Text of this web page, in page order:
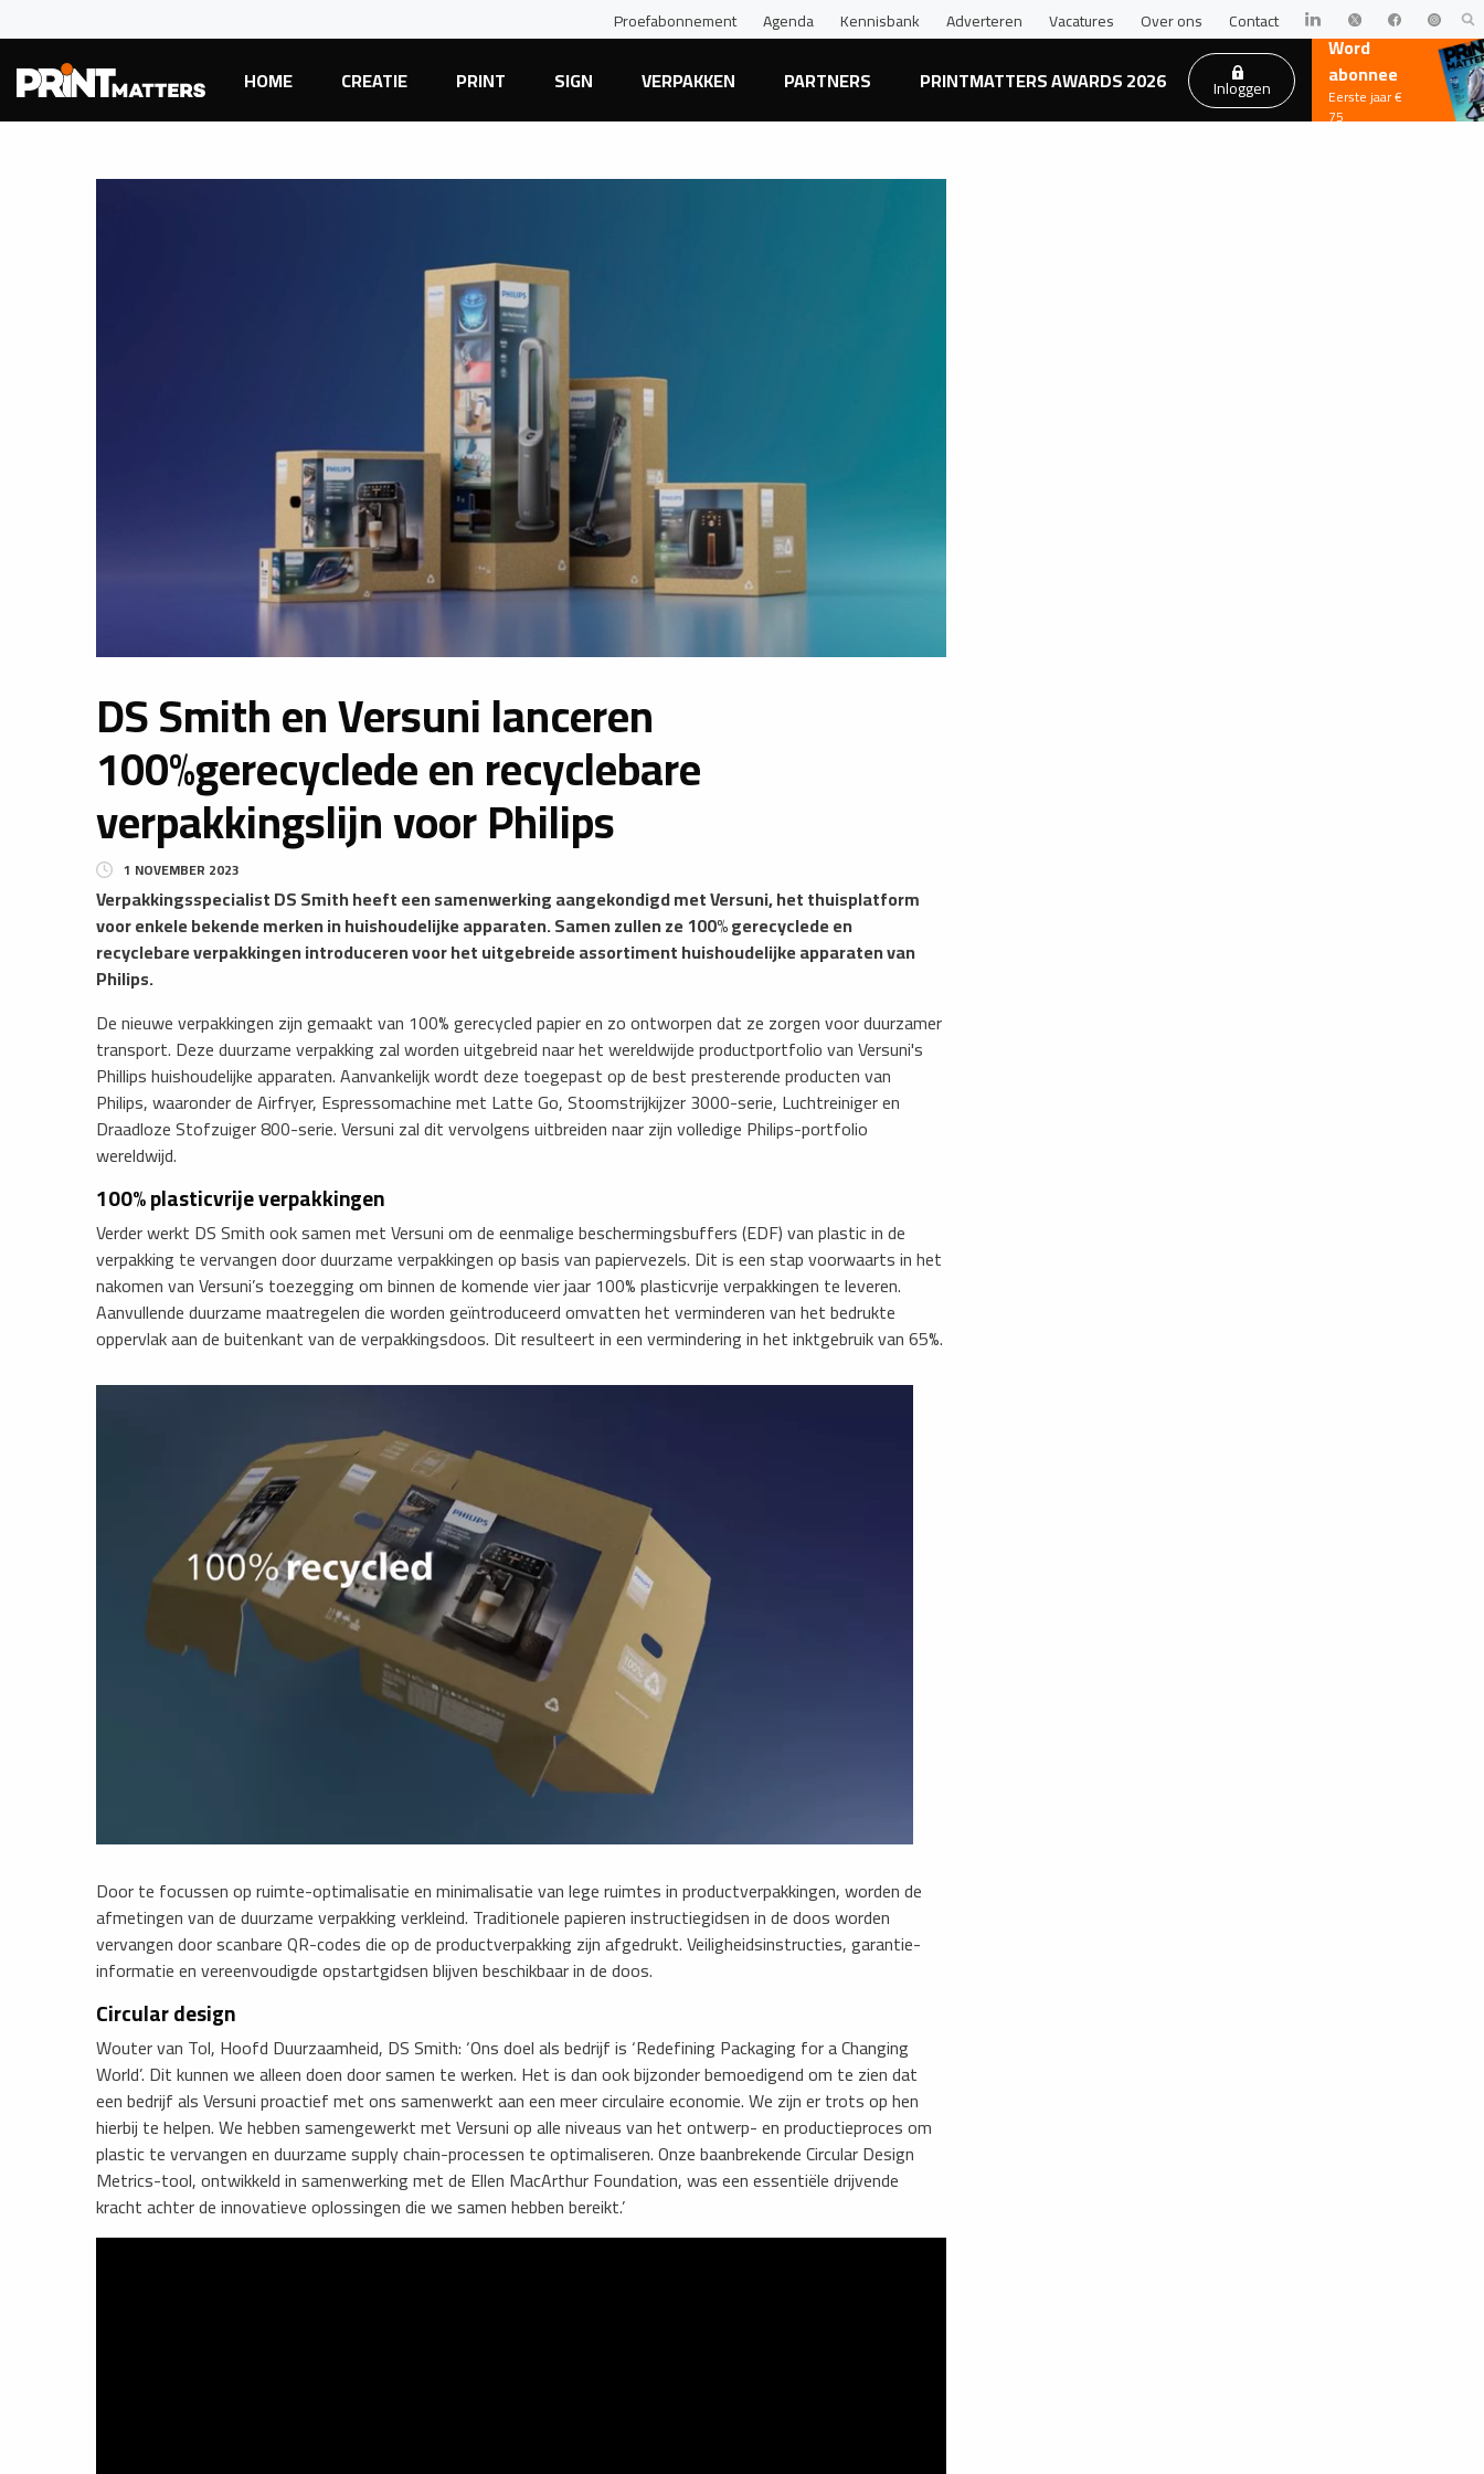
Proefabonnement Agenda Kennisbank Adverteren Vacatures Over ons Contact
HOME CREATIE PRINT SIGN VERPAKKEN PARTNERS PRINTMATTERS AWARDS 2026 Inloggen
Word
abonnee
Eerste jaar €
75
DS Smith en Versuni lanceren
100%gerecyclede en recyclebare
verpakkingslijn voor Philips
1 NOVEMBER 2023
Verpakkingsspecialist DS Smith heeft een samenwerking aangekondigd met Versuni, het thuisplatform
voor enkele bekende merken in huishoudelijke apparaten. Samen zullen ze 100% gerecyclede en
recyclebare verpakkingen introduceren voor het uitgebreide assortiment huishoudelijke apparaten van
Philips.
De nieuwe verpakkingen zijn gemaakt van 100% gerecycled papier en zo ontworpen dat ze zorgen voor duurzamer
transport. Deze duurzame verpakking zal worden uitgebreid naar het wereldwijde productportfolio van Versuni's
Phillips huishoudelijke apparaten. Aanvankelijk wordt deze toegepast op de best presterende producten van
Philips, waaronder de Airfryer, Espressomachine met Latte Go, Stoomstrijkijzer 3000-serie, Luchtreiniger en
Draadloze Stofzuiger 800-serie. Versuni zal dit vervolgens uitbreiden naar zijn volledige Philips-portfolio
wereldwijd.
100% plasticvrije verpakkingen
Verder werkt DS Smith ook samen met Versuni om de eenmalige beschermingsbuffers (EDF) van plastic in de
verpakking te vervangen door duurzame verpakkingen op basis van papiervezels. Dit is een stap voorwaarts in het
nakomen van Versuni’s toezegging om binnen de komende vier jaar 100% plasticvrije verpakkingen te leveren.
Aanvullende duurzame maatregelen die worden geïntroduceerd omvatten het verminderen van het bedrukte
oppervlak aan de buitenkant van de verpakkingsdoos. Dit resulteert in een vermindering in het inktgebruik van 65%.
Door te focussen op ruimte-optimalisatie en minimalisatie van lege ruimtes in productverpakkingen, worden de
afmetingen van de duurzame verpakking verkleind. Traditionele papieren instructiegidsen in de doos worden
vervangen door scanbare QR-codes die op de productverpakking zijn afgedrukt. Veiligheidsinstructies, garantie-
informatie en vereenvoudigde opstartgidsen blijven beschikbaar in de doos.
Circular design
Wouter van Tol, Hoofd Duurzaamheid, DS Smith: ‘Ons doel als bedrijf is ‘Redefining Packaging for a Changing
World’. Dit kunnen we alleen doen door samen te werken. Het is dan ook bijzonder bemoedigend om te zien dat
een bedrijf als Versuni proactief met ons samenwerkt aan een meer circulaire economie. We zijn er trots op hen
hierbij te helpen. We hebben samengewerkt met Versuni op alle niveaus van het ontwerp- en productieproces om
plastic te vervangen en duurzame supply chain-processen te optimaliseren. Onze baanbrekende Circular Design
Metrics-tool, ontwikkeld in samenwerking met de Ellen MacArthur Foundation, was een essentiële drijvende
kracht achter de innovatieve oplossingen die we samen hebben bereikt.’